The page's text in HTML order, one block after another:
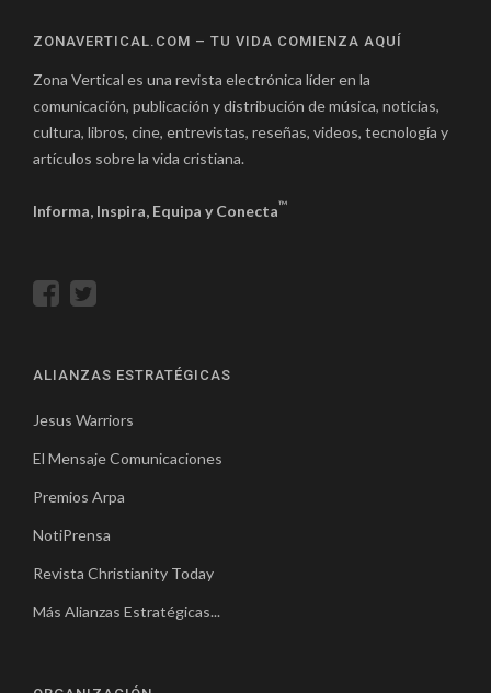
ZONAVERTICAL.COM – TU VIDA COMIENZA AQUÍ
Zona Vertical es una revista electrónica líder en la
comunicación, publicación y distribución de música, noticias,
cultura, libros, cine, entrevistas, reseñas, videos, tecnología y
artículos sobre la vida cristiana.
Informa, Inspira, Equipa y Conecta™
ALIANZAS ESTRATÉGICAS
Jesus Warriors
El Mensaje Comunicaciones
Premios Arpa
NotiPrensa
Revista Christianity Today
Más Alianzas Estratégicas...